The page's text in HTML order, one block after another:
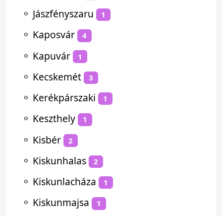
⚬ Jászfényszaru 1
⚬ Kaposvár 4
⚬ Kapuvár 1
⚬ Kecskemét 3
⚬ Kerékpárszaki 1
⚬ Keszthely 1
⚬ Kisbér 2
⚬ Kiskunhalas 2
⚬ Kiskunlacháza 1
⚬ Kiskunmajsa 1